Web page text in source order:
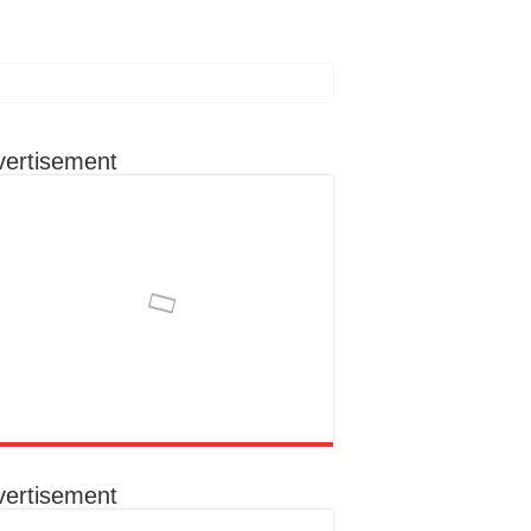
रहूँगा कार्य
से क्षेत्र के विकास को मिल सकती है नई दिशा
कराना उनकी प्राथमिकता
संकल्प